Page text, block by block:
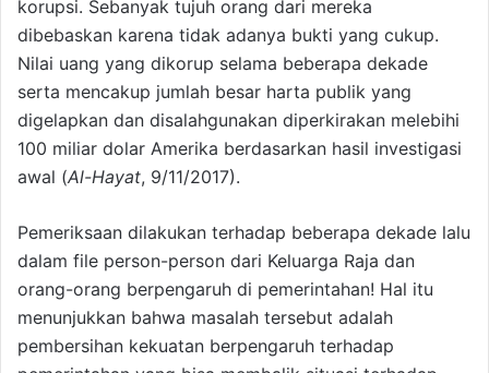
korupsi. Sebanyak tujuh orang dari mereka
dibebaskan karena tidak adanya bukti yang cukup.
Nilai uang yang dikorup selama beberapa dekade
serta mencakup jumlah besar harta publik yang
digelapkan dan disalahgunakan diperkirakan melebihi
100 miliar dolar Amerika berdasarkan hasil investigasi
awal (Al-Hayat, 9/11/2017).
Pemeriksaan dilakukan terhadap beberapa dekade lalu
dalam file person-person dari Keluarga Raja dan
orang-orang berpengaruh di pemerintahan! Hal itu
menunjukkan bahwa masalah tersebut adalah
pembersihan kekuatan berpengaruh terhadap